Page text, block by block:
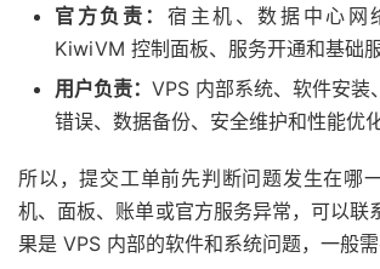
官方负责： 宿主机、数据中心网
KiwiVM 控制面板、服务开通和基础服
用户负责： VPS 内部系统、软件安装
错误、数据备份、安全维护和性能优化
所以，提交工单前先判断问题发生在哪
机、面板、账单或官方服务异常，可以联
果是 VPS 内部的软件和系统问题，一般需